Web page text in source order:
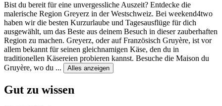
Bist du bereit für eine unvergessliche Auszeit? Entdecke die
malerische Region Greyerz in der Westschweiz. Bei weekend4two
haben wir die besten Kurzurlaube und Tagesausflüge für dich
ausgewählt, um das Beste aus deinem Besuch in dieser zauberhaften
Region zu machen. Greyerz, oder auf Französisch Gruyère, ist vor
allem bekannt für seinen gleichnamigen Käse, den du in
traditionellen Käsereien probieren kannst. Besuche die Maison du
Gruyère, wo du ... Alles anzeigen
Gut zu wissen